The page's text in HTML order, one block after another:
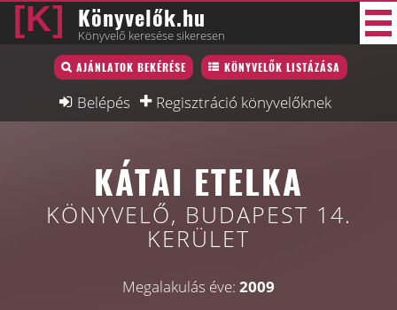
Könyvelők.hu
Könyvelő keresése sikeresen
AJÁNLATOK BEKÉRÉSE KÖNYVELŐK LISTÁZÁSA
Belépés Regisztráció könyvelőknek
Könyvelő lista
Könyvelési munkák
KÁTAI ETELKA
KÖNYVELŐ, BUDAPEST 14.
KERÜLET
Megalakulás éve: 2009